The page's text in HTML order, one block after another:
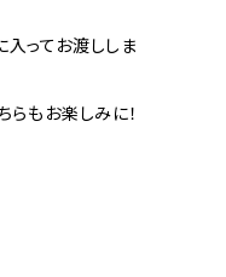
ってお渡ししま
らもお楽しみに！